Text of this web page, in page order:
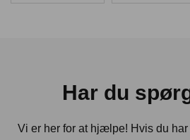
Har du
Vi er her for at hjælpe! Hvis du